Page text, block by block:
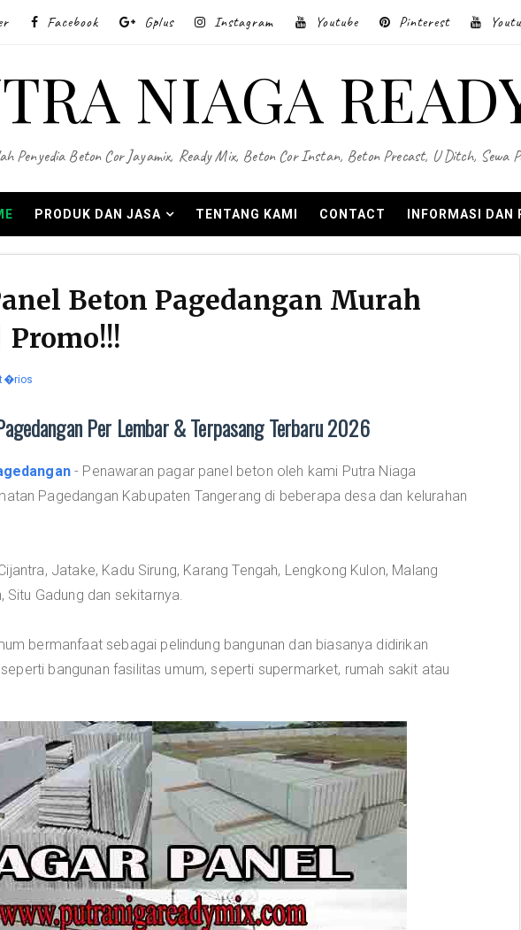
Facebook Gplus Instagram Youtube Pinterest
NIAGA
Penyedia Beton Cor Jayamix, Ready Mix, Beton Cor Instan, Beton Precast, U Ditch, Sewa
PRODUK DAN JASA TENTANG KAMI CONTACT INFORMASI DAN
Beton Pagedangan Murah
Promo!!!
Per Lembar & Terpasang Terbaru 2026
- Penawaran pagar panel beton oleh kami Putra Niaga
Pagedangan Kabupaten Tangerang di beberapa desa dan kelurahan
Jatake, Kadu Sirung, Karang Tengah, Lengkong Kulon, Malang
Situ Gadung dan sekitarnya.
bermanfaat sebagai pelindung bangunan dan biasanya didirikan
bangunan fasilitas umum, seperti supermarket, rumah sakit atau